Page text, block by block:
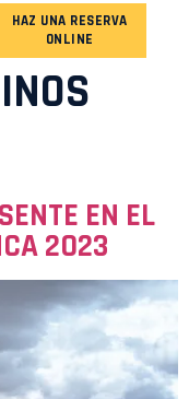
HAZ UNA RESERVA
ONLINE
EN EL
2023